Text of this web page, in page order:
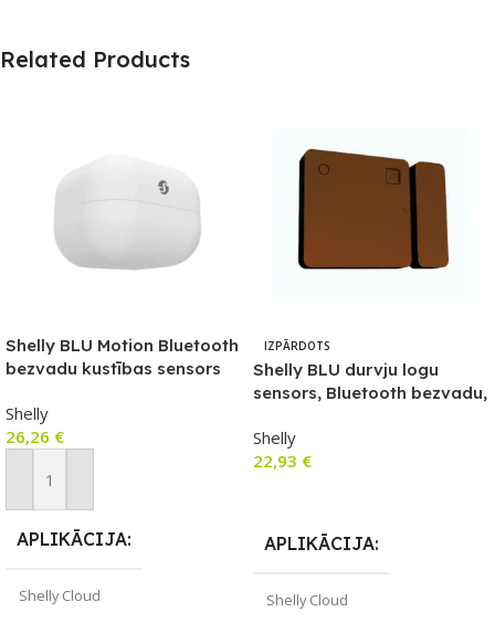
Related Products
Shelly BLU Motion Bluetooth
bezvadu kustības sensors
Shelly
26,26 €
Pievienot Grozam
APLIKĀCIJA
Shelly Cloud
IZPĀRDOTS
Shelly BLU durvju logu
sensors, Bluetooth bezvadu,
Shelly
22,93 €
APLIKĀCIJA
Shelly Cloud